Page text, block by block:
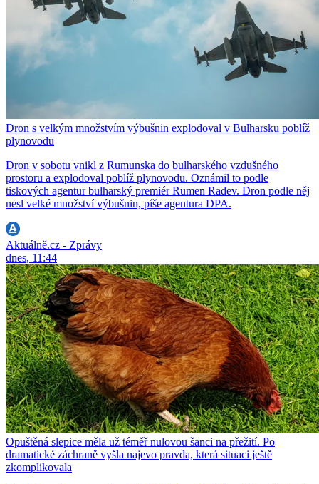
Dron s velkým množstvím výbušnin explodoval v Bulharsku poblíž
plynovodu
Dron v sobotu vnikl z Rumunska do bulharského vzdušného
prostoru a explodoval poblíž plynovodu. Oznámil to podle
tiskových agentur bulharský premiér Rumen Radev. Dron podle něj
nesl velké množství výbušnin, píše agentura DPA.
Aktuálně.cz - Zprávy
dnes, 11:44
Opuštěná slepice měla už téměř nulovou šanci na přežití. Po
dramatické záchraně vyšla najevo pravda, která situaci ještě
zkomplikovala